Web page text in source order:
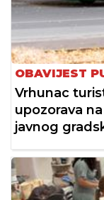
OBAVIJEST
Vrhunac
upozorava
javnog